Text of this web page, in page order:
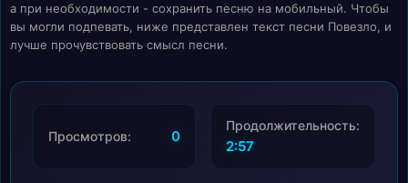
а при необходимости - сохранить песню на мобильный. Чтобы
вы могли подпевать, ниже представлен текст песни Повезло, и
лучше прочувствовать смысл песни.
Просмотров: 0
Продолжительность:
2:57